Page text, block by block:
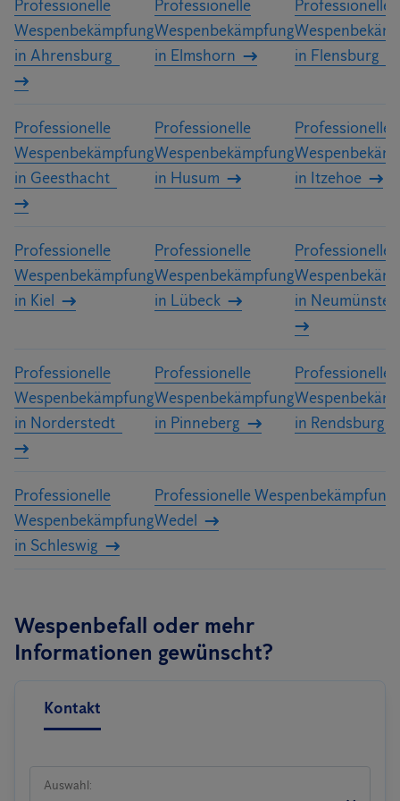
Professionelle
Wespenbekämpfung
in Ahrensburg
Professionelle
Wespenbekämpfung
in Elmshorn
Professionelle
in Flensburg
Professionelle
Wespenbekämpfung
in Geesthacht
Professionelle
Wespenbekämpfung
in Husum
Professionelle
in Itzehoe
Professionelle
Wespenbekämpfung
in Kiel
Professionelle
Wespenbekämpfung
in Lübeck
Professionelle
in Neumünster
Professionelle
Wespenbekämpfung
in Norderstedt
Professionelle
Wespenbekämpfung
in Pinneberg
Professionelle
in Rendsburg
Professionelle
Wespenbekämpfung
in Schleswig
Professionelle Wespenbekämpfung
Wedel
Wespenbefall oder mehr
Informationen gewünscht?
Kontakt
Auswahl: